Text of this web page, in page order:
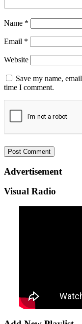
Name *
Email *
Website
Save my name,
time I comment.
Advertisement
Visual Radio